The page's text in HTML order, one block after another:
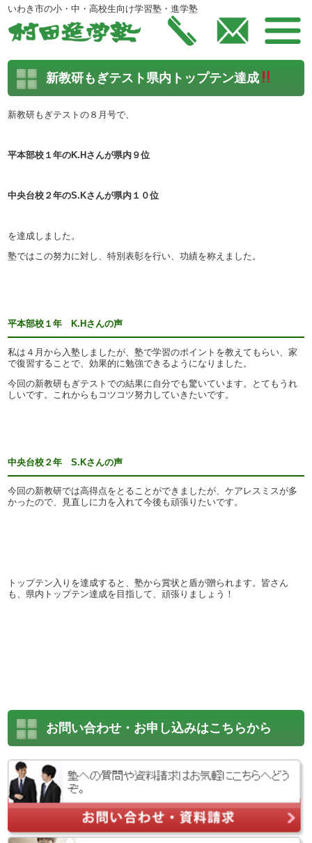
いわき市の小・中・高校生向け学習塾・進学塾
新教研もぎテスト県内トップテン達成
新教研もぎテストの８月号で、
平本部校１年のK.Hさんが県内９位
中央台校２年のS.Kさんが県内１０位
を達成しました。
塾ではこの努力に対し、特別表彰を行い、功績を称えました。
平本部校１年 K.Hさんの声
私は４月から入塾しましたが、塾で学習のポイントを教えてもらい、家
で復習することで、効果的に勉強できるようになりました。
今回の新教研もぎテストでの結果に自分でも驚いています。とてもうれ
しいです。これからもコツコツ努力していきたいです。
中央台校２年 S.Kさんの声
今回の新教研では高得点をとることができましたが、ケアレスミスが多
かったので、見直しに力を入れて今後も頑張りたいです。
トップテン入りを達成すると、塾から賞状と盾が贈られます。皆さん
も、県内トップテン達成を目指して、頑張りましょう！
お問い合わせ・お申し込みはこちらから